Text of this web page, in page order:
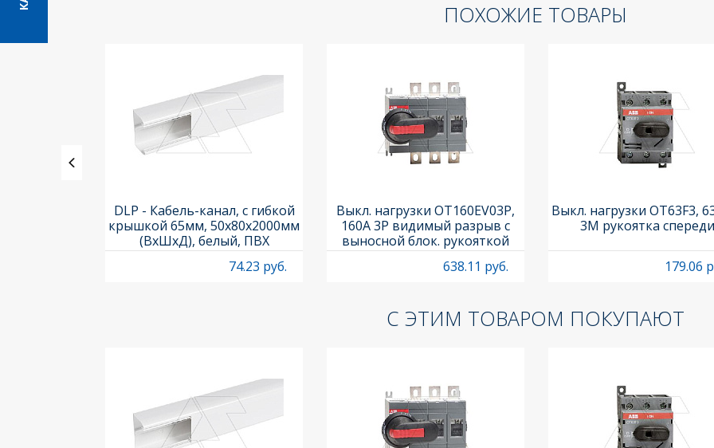
ПОХОЖИЕ ТОВАРЫ
DLP - Кабель-канал, с гибкой
крышкой 65мм, 50x80х2000мм
(ВхШхД), белый, ПВХ
74.23 руб.
Выкл. нагрузки OT160EV03P,
160A 3P видимый разрыв с
выносной блок. рукояткой
OHB65J6 и осью OXP6X210
638.11 руб.
Выкл. нагрузки OT63F3,
3M рукоятка спереди
179.06
С ЭТИМ ТОВАРОМ ПОКУПАЮТ